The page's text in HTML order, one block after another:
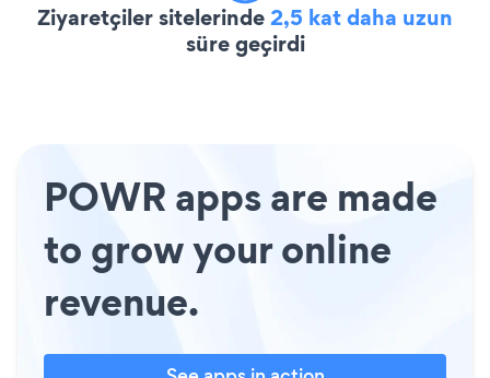
Ziyaretçiler sitelerinde2,5 kat daha uzun
süre geçirdi
POWR apps are made
to grow your online
revenue.